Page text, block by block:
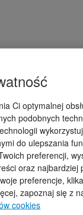
Ci optymalnej
podobnych
do ulepszania
preferencji,
oraz najbardziej
preferencje,
zapoznaj się z
cookies